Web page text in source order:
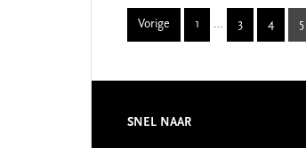
Vorige Page
1
Interim
pages
… Page
3 Page
4 5
Footer
SNEL NAAR